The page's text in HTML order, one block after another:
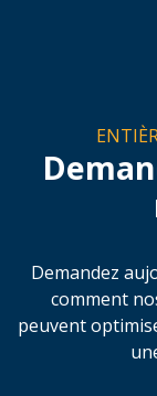
Demandez
comment
peuvent